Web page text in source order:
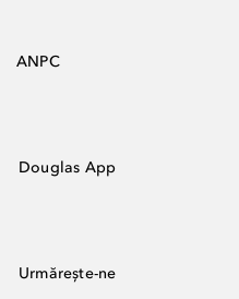
ANPC
Douglas App
Urmărește-ne